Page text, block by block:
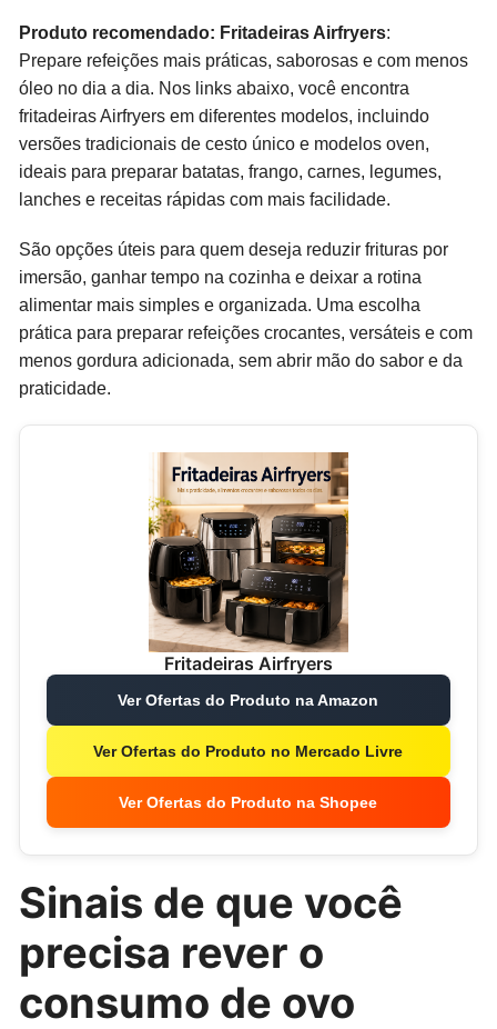
Produto recomendado: Fritadeiras Airfryers:
Prepare refeições mais práticas, saborosas e com menos
óleo no dia a dia. Nos links abaixo, você encontra
fritadeiras Airfryers em diferentes modelos, incluindo
versões tradicionais de cesto único e modelos oven,
ideais para preparar batatas, frango, carnes, legumes,
lanches e receitas rápidas com mais facilidade.
São opções úteis para quem deseja reduzir frituras por
imersão, ganhar tempo na cozinha e deixar a rotina
alimentar mais simples e organizada. Uma escolha
prática para preparar refeições crocantes, versáteis e com
menos gordura adicionada, sem abrir mão do sabor e da
praticidade.
Fritadeiras Airfryers
Ver Ofertas do Produto na Amazon
Ver Ofertas do Produto no Mercado Livre
Ver Ofertas do Produto na Shopee
Sinais de que você
precisa rever o
consumo de ovo